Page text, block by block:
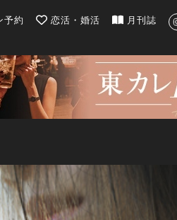
| 最新のグルメ、洗練されたライ
予約 恋活・婚活 月刊誌